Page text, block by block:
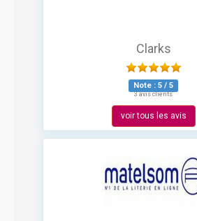
Clarks
Note : 5 / 5
3 avis clients
voir tous les avis